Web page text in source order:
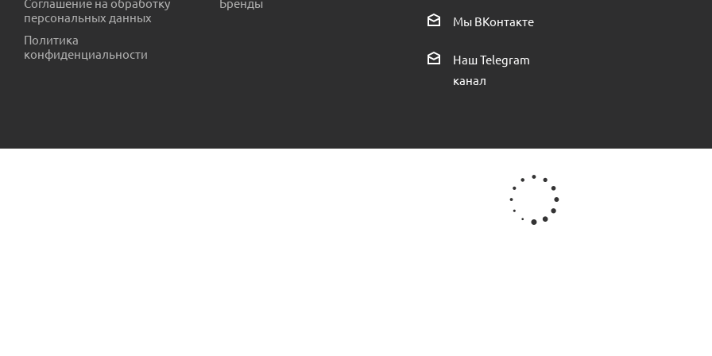
персональных данных
Политика
конфиденциальности
Мы ВКонтакте
Наш Telegram
канал